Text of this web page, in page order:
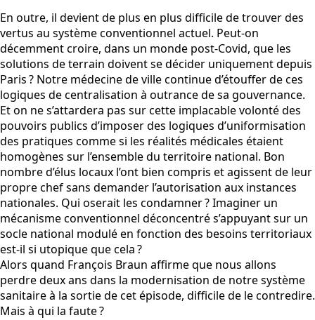
En outre, il devient de plus en plus difficile de trouver des
vertus au système conventionnel actuel. Peut-on
décemment croire, dans un monde post-Covid, que les
solutions de terrain doivent se décider uniquement depuis
Paris ? Notre médecine de ville continue d’étouffer de ces
logiques de centralisation à outrance de sa gouvernance.
Et on ne s’attardera pas sur cette implacable volonté des
pouvoirs publics d’imposer des logiques d’uniformisation
des pratiques comme si les réalités médicales étaient
homogènes sur l’ensemble du territoire national. Bon
nombre d’élus locaux l’ont bien compris et agissent de leur
propre chef sans demander l’autorisation aux instances
nationales. Qui oserait les condamner ? Imaginer un
mécanisme conventionnel déconcentré s’appuyant sur un
socle national modulé en fonction des besoins territoriaux
est-il si utopique que cela ?
Alors quand François Braun affirme que nous allons
perdre deux ans dans la modernisation de notre système
sanitaire à la sortie de cet épisode, difficile de le contredire.
Mais à qui la faute ?